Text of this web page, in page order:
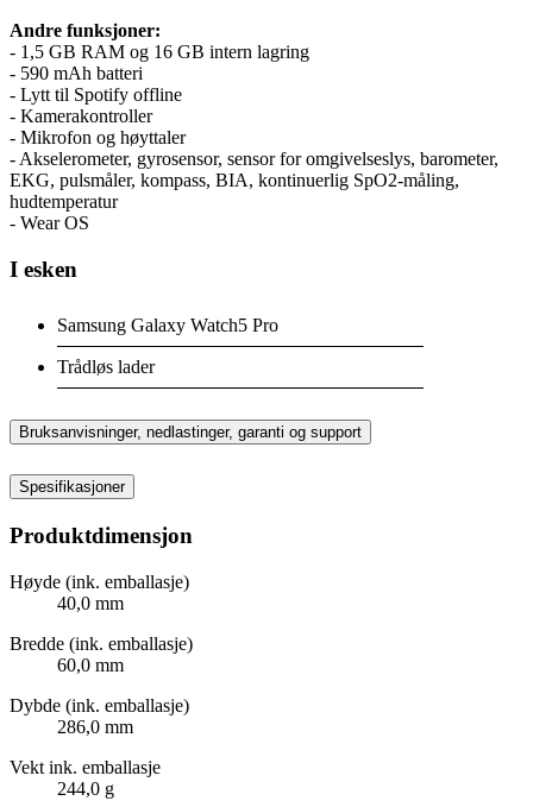
Andre funksjoner:
- 1,5 GB RAM og 16 GB intern lagring
- 590 mAh batteri
- Lytt til Spotify offline
- Kamerakontroller
- Mikrofon og høyttaler
- Akselerometer, gyrosensor, sensor for omgivelseslys, barometer,
EKG, pulsmåler, kompass, BIA, kontinuerlig SpO2-måling,
hudtemperatur
- Wear OS
I esken
Samsung Galaxy Watch5 Pro
Trådløs lader
Bruksanvisninger, nedlastinger, garanti og support
Spesifikasjoner
Produktdimensjon
Høyde (ink. emballasje)
40,0 mm
Bredde (ink. emballasje)
60,0 mm
Dybde (ink. emballasje)
286,0 mm
Vekt ink. emballasje
244,0 g